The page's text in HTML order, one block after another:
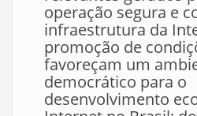
operação segura e
infraestrutura da
promoção de
favoreçam um
democrático para o
desenvolvimento